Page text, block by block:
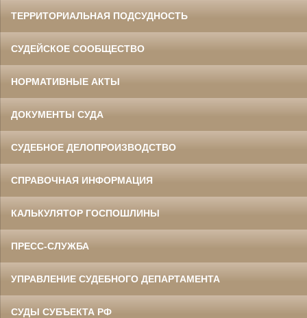
ТЕРРИТОРИАЛЬНАЯ ПОДСУДНОСТЬ
СУДЕЙСКОЕ СООБЩЕСТВО
НОРМАТИВНЫЕ АКТЫ
ДОКУМЕНТЫ СУДА
СУДЕБНОЕ ДЕЛОПРОИЗВОДСТВО
СПРАВОЧНАЯ ИНФОРМАЦИЯ
КАЛЬКУЛЯТОР ГОСПОШЛИНЫ
ПРЕСС-СЛУЖБА
УПРАВЛЕНИЕ СУДЕБНОГО ДЕПАРТАМЕНТА
СУДЫ СУБЪЕКТА РФ